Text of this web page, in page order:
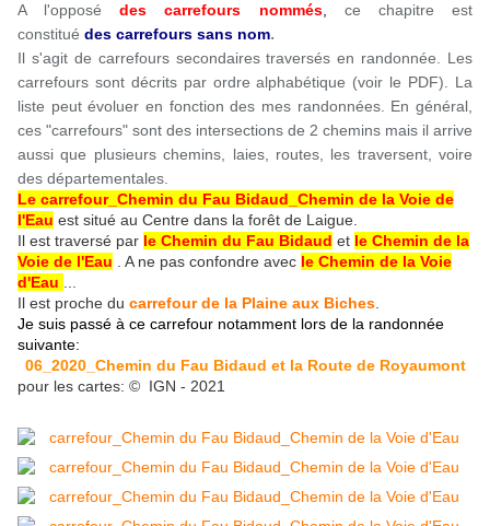
A l'opposé des carrefours nommés,
ce chapitre est
constitué des carrefours sans nom.
Il s'agit de carrefours secondaires traversés en randonnée. Les
carrefours sont décrits par ordre alphabétique (voir le PDF). La
liste peut évoluer en fonction des mes randonnées. En général,
ces "carrefours" sont des intersections de 2 chemins mais il arrive
aussi que plusieurs chemins, laies, routes, les traversent, voire
des départementales.
Le carrefour_Chemin du Fau Bidaud_Chemin de la Voie de
l'Eau est situé au Centre dans la forêt de Laigue.
Il est traversé par le Chemin du Fau Bidaud et le Chemin de la
Voie de l'Eau
. A ne pas confondre avec le Chemin de la Voie
d'Eau
Il est proche du carrefour de la Plaine aux Biches
Je suis passé à ce carrefour notamment lors de la randonnée
suivante:
06_2020_Chemin du Fau Bidaud et la Route de Royaumont
pour les cartes: © IGN - 2021